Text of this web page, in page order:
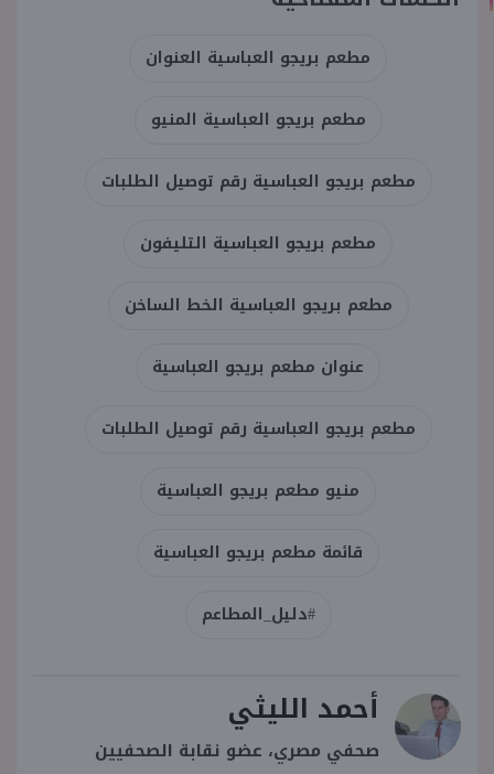
مطعم بريجو العباسية العنوان
مطعم بريجو العباسية المنيو
مطعم بريجو العباسية رقم توصيل الطلبات
مطعم بريجو العباسية التليفون
مطعم بريجو العباسية الخط الساخن
عنوان مطعم بريجو العباسية
مطعم بريجو العباسية رقم توصيل الطلبات
منيو مطعم بريجو العباسية
قائمة مطعم بريجو العباسية
#دليل_المطاعم
أحمد الليثي
صحفي مصري، عضو نقابة الصحفيين